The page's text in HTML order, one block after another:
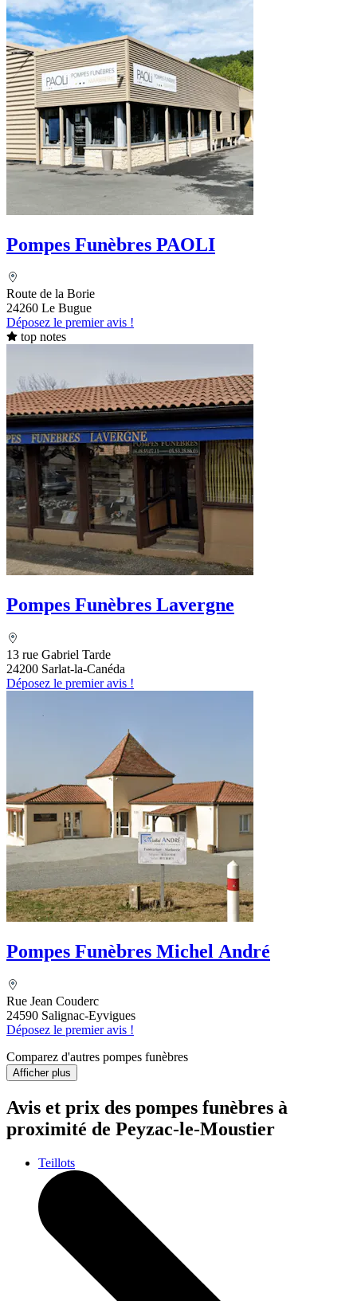
Pompes Funèbres PAOLI
Route de la Borie
24260 Le Bugue
Déposez le premier avis !
top notes
Pompes Funèbres Lavergne
13 rue Gabriel Tarde
24200 Sarlat-la-Canéda
Déposez le premier avis !
Pompes Funèbres Michel André
Rue Jean Couderc
24590 Salignac-Eyvigues
Déposez le premier avis !
Comparez d'autres pompes funèbres
Afficher plus
Avis et prix des pompes funèbres à
proximité de Peyzac-le-Moustier
Teillots